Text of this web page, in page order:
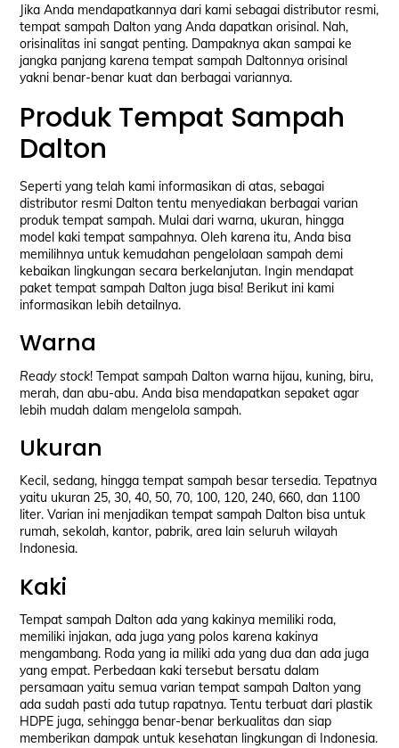
Jika Anda mendapatkannya dari kami sebagai distributor resmi,
tempat sampah Dalton yang Anda dapatkan orisinal. Nah,
orisinalitas ini sangat penting. Dampaknya akan sampai ke
jangka panjang karena tempat sampah Daltonnya orisinal
yakni benar-benar kuat dan berbagai variannya.
Produk Tempat Sampah
Dalton
Seperti yang telah kami informasikan di atas, sebagai
distributor resmi Dalton tentu menyediakan berbagai varian
produk tempat sampah. Mulai dari warna, ukuran, hingga
model kaki tempat sampahnya. Oleh karena itu, Anda bisa
memilihnya untuk kemudahan pengelolaan sampah demi
kebaikan lingkungan secara berkelanjutan. Ingin mendapat
paket tempat sampah Dalton juga bisa! Berikut ini kami
informasikan lebih detailnya.
Warna
Ready stock! Tempat sampah Dalton warna hijau, kuning, biru,
merah, dan abu-abu. Anda bisa mendapatkan sepaket agar
lebih mudah dalam mengelola sampah.
Ukuran
Kecil, sedang, hingga tempat sampah besar tersedia. Tepatnya
yaitu ukuran 25, 30, 40, 50, 70, 100, 120, 240, 660, dan 1100
liter. Varian ini menjadikan tempat sampah Dalton bisa untuk
rumah, sekolah, kantor, pabrik, area lain seluruh wilayah
Indonesia.
Kaki
Tempat sampah Dalton ada yang kakinya memiliki roda,
memiliki injakan, ada juga yang polos karena kakinya
mengambang. Roda yang ia miliki ada yang dua dan ada juga
yang empat. Perbedaan kaki tersebut bersatu dalam
persamaan yaitu semua varian tempat sampah Dalton yang
ada sudah pasti ada tutup rapatnya. Tentu terbuat dari plastik
HDPE juga, sehingga benar-benar berkualitas dan siap
memberikan dampak untuk kesehatan lingkungan di Indonesia.